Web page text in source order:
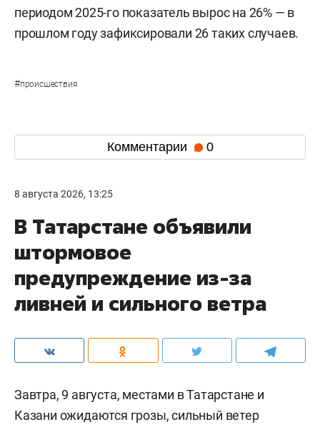
периодом 2025-го показатель вырос на 26% — в
прошлом году зафиксировали 26 таких случаев.
#происшествия
Комментарии 0
8 августа 2026, 13:25
В Татарстане объявили
штормовое
предупреждение из-за
ливней и сильного ветра
Завтра, 9 августа, местами в Татарстане и
Казани ожидаются грозы, сильный ветер